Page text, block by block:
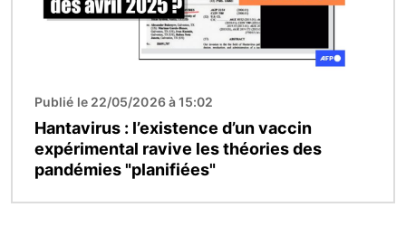
Publié le 22/05/2026 à 15:02
Hantavirus : l’existence d’un vaccin
expérimental ravive les théories des
pandémies "planifiées"